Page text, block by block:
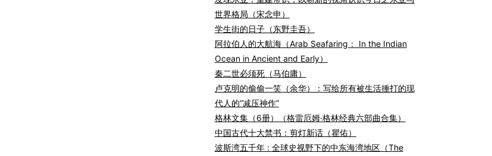
世界格局（宋念申）
学生街的日子（东野圭吾）
阿拉伯人的大航海（Arab Seafaring： In the Indian
Ocean in Ancient and Early）
秦二世必须死（马伯庸）
卢克明的偷偷一笑（余华）：写给所有被生活捶打的现
代人的“减压神作”
格林文集（6册）（格雷厄姆·格林经典六部曲合集）
中国古代十大禁书：剪灯新话（瞿佑）
波斯湾五千年 : 全球史视野下的中东海湾地区（The